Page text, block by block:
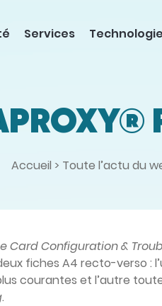
Services
Accueil > Toute l’actu du
CardConfiguration &
fiches A4 recto-verso :
courantes et l’autre
.